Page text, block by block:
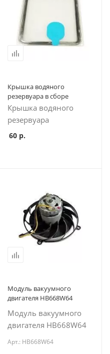
Крышка водяного
резервуара в сборе
Крышка водяного
резервуара
60р.
Модуль вакуумного
двигателя HB668W64
Модуль вакуумного
двигателя HB668W64
Арт.: HB668W64